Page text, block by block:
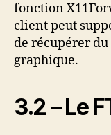
fonction
client peut
de récupérer
graphique.
3.2 – Le